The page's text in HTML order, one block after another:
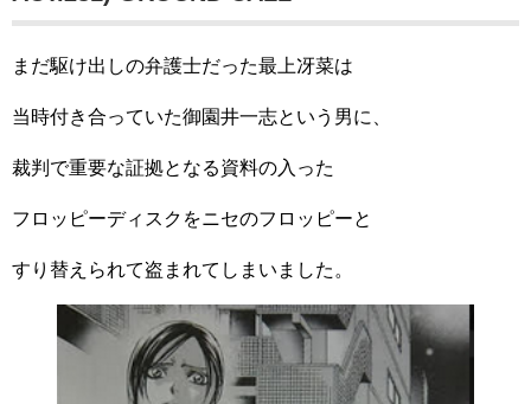
まだ駆け出しの弁護士だった最上冴菜は
当時付き合っていた御園井一志という男に、
裁判で重要な証拠となる資料の入った
フロッピーディスクをニセのフロッピーと
すり替えられて盗まれてしまいました。